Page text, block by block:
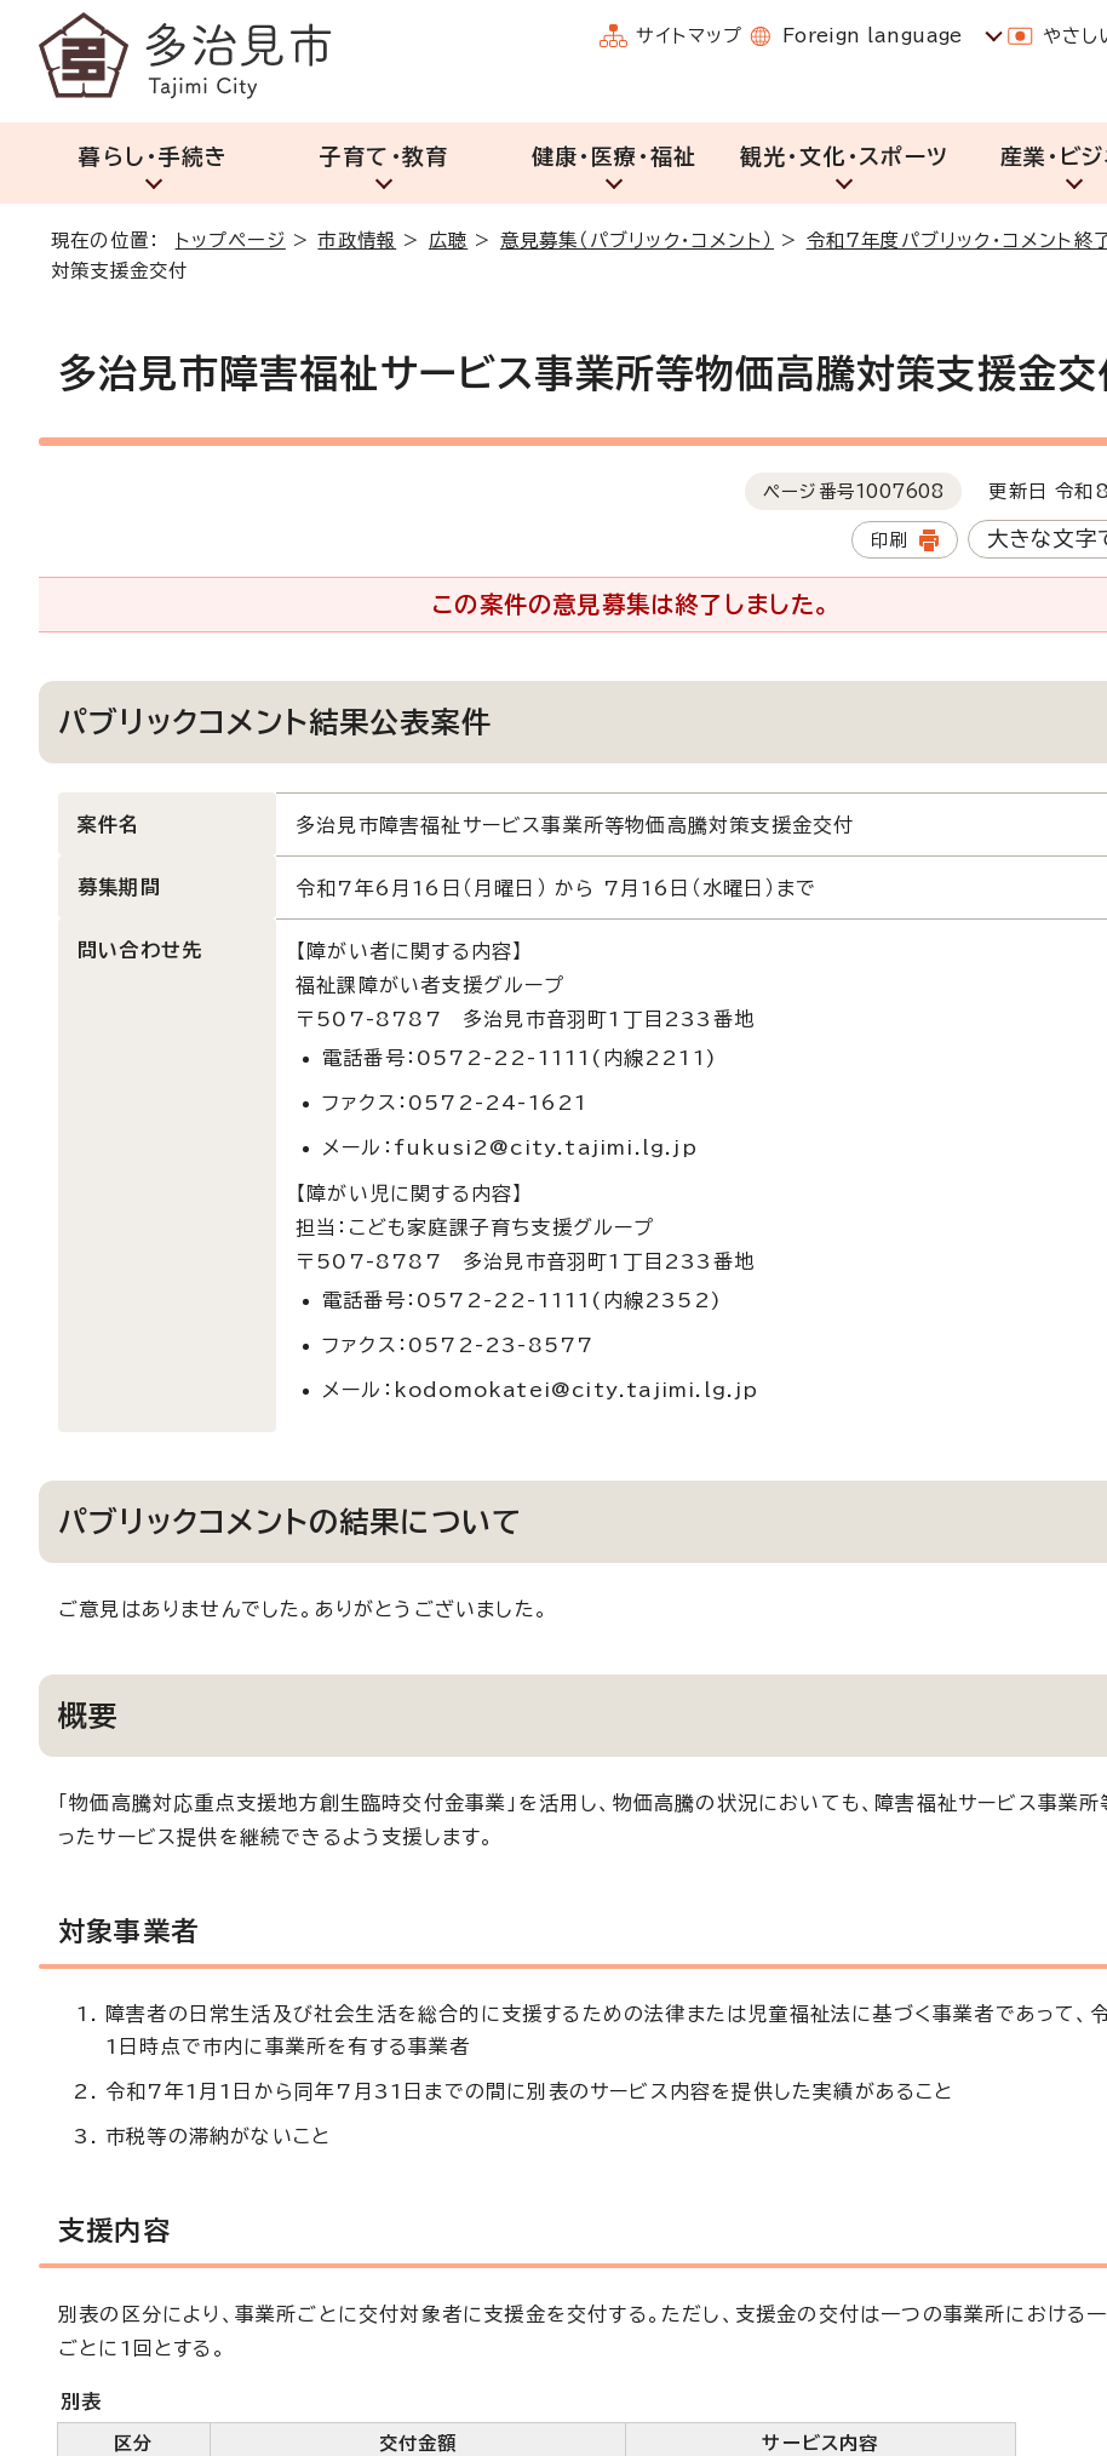
サイトマップ Foreign language やさし
暮らし・手続き 子育て・教育 健康・医療・福祉 観光・文化・スポーツ 産業・ビ
現在の位置： トップページ >市政情報 > 広聴 > 意見募集（パブリック・コメント） > 令和7年度パブリック・コメント終
対策支援金交付
多治見市障害福祉サービス事業所等物価高騰対策支援金交
ページ番号1007608 更新日 令和
印刷 大きな文字
この案件の意見募集は終了しました。
パブリックコメント結果公表案件
案件名 多治見市障害福祉サービス事業所等物価高騰対策支援金交付
募集期間 令和7年6月16日（月曜日） から 7月16日（水曜日）まで
問い合わせ先
【障がい者に関する内容】
福祉課障がい者支援グループ
〒507-8787 多治見市音羽町1丁目233番地
電話番号：0572-22-1111(内線2211)
ファクス：0572-24-1621
メール：fukusi2@city.tajimi.lg.jp
【障がい児に関する内容】
担当：こども家庭課子育ち支援グループ
〒507-8787 多治見市音羽町1丁目233番地
電話番号：0572-22-1111(内線2352)
ファクス：0572-23-8577
メール：kodomokatei@city.tajimi.lg.jp
パブリックコメントの結果について
ご意見はありませんでした。ありがとうございました。
概要
「物価高騰対応重点支援地方創生臨時交付金事業」を活用し、物価高騰の状況においても、障害福祉サービス事業
ったサービス提供を継続できるよう支援します。
対象事業者
障害者の日常生活及び社会生活を総合的に支援するための法律または児童福祉法に基づく事業者であって、
1日時点で市内に事業所を有する事業者
令和7年1月1日から同年7月31日までの間に別表のサービス内容を提供した実績があること
市税等の滞納がないこと
支援内容
別表の区分により、事業所ごとに交付対象者に支援金を交付する。ただし、支援金の交付は一つの事業所における
ごとに1回とする。
別表
区分 交付金額 サービス内容